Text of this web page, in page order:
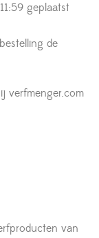
geplaatst
de
verfmenger.com
van